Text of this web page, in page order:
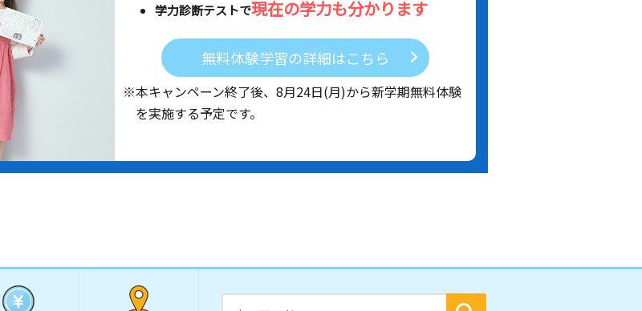
学力診断テストで現在の学力も分かります
無料体験学習の詳細はこちら
※本キャンペーン終了後、 8月24日(月)から新学期無料体験
を実施する予定です。